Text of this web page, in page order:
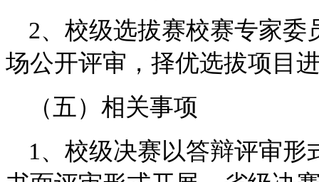
2、校级选拔赛校赛专家
场公开评审，择优选拔项目
（五）相关事项
1、校级决赛以答辩评审